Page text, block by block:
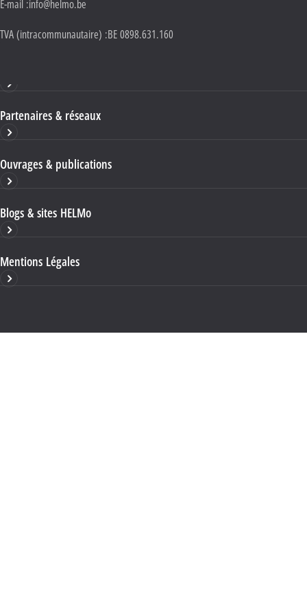
E-mail :info@helmo.be
TVA (intracommunautaire) :BE 0898.631.160
Partenaires & réseaux
Ouvrages & publications
Blogs & sites HELMo
Mentions Légales